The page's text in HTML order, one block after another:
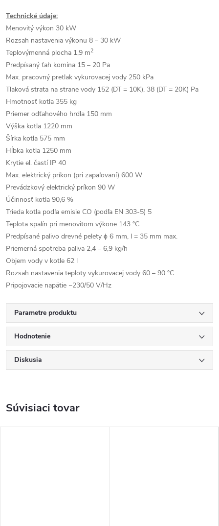
Technické údaje:
Menovitý výkon 30 kW
Rozsah nastavenia výkonu 8 – 30 kW
Teplovýmenná plocha 1,9 m2
Predpísaný ťah komína 15 – 20 Pa
Max. pracovný pretlak vykurovacej vody 250 kPa
Tlaková strata na strane vody 152 (DT = 10K), 38 (DT = 20K) Pa
Hmotnosť kotla 355 kg
Priemer odťahového hrdla 150 mm
Výška kotla 1220 mm
Šírka kotla 575 mm
Hĺbka kotla 1250 mm
Krytie el. častí IP 40
Max. elektrický príkon (pri zapaľovaní) 600 W
Prevádzkový elektrický príkon 90 W
Účinnosť kotla 90,6 %
Trieda kotla podľa emisie CO (podľa EN 303-5) 5
Teplota spalín pri menovitom výkone 143 °C
Predpísané palivo drevné pelety ϕ 6 mm, l = 35 mm max.
Priemerná spotreba paliva 2,4 – 6,9 kg/h
Objem vody v kotle 62 l
Rozsah nastavenia teploty vykurovacej vody 60 – 90 °C
Pripojovacie napätie ~230/50 V/Hz
Parametre produktu
Hodnotenie
Diskusia
Súvisiaci tovar